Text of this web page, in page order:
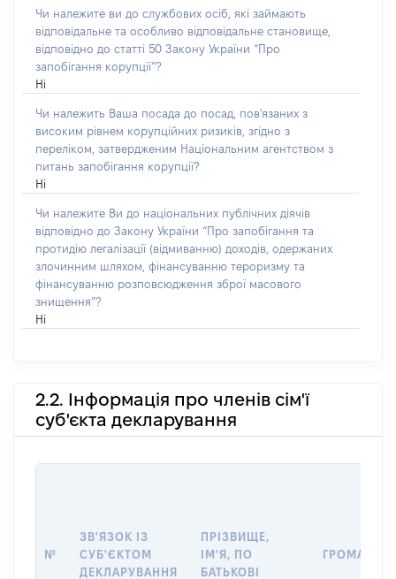
Чи належите ви до службових осіб, які займають
відповідальне та особливо відповідальне становище,
відповідно до статті 50 Закону України “Про
запобігання корупції”?
Ні
Чи належить Ваша посада до посад, пов'язаних з
високим рівнем корупційних ризиків, згідно з
переліком, затвердженим Національним агентством з
питань запобігання корупції?
Ні
Чи належите Ви до національних публічних діячів
відповідно до Закону України “Про запобігання та
протидію легалізації (відмиванню) доходів, одержаних
злочинним шляхом, фінансуванню тероризму та
фінансуванню розповсюдження зброї масового
знищення”?
Ні
2.2. Інформація про членів сім'ї
суб'єкта декларування
№
ЗВ'ЯЗОК ІЗ
СУБ'ЄКТОМ
ДЕКЛАРУВАННЯ
ПРІЗВИЩЕ,
ІМ'Я, ПО
БАТЬКОВІ